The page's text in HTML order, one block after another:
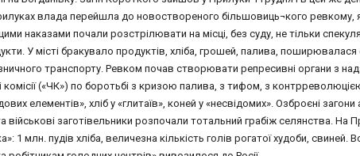
влада перейшла до новоствореного більшовиць¬кого ревкому,
наказами почали розстрілювати на місці, без суду, не тільки
У місті бракувало продуктів, хліба, грошей, палива, поширювалася
транспорту. Ревком почав створювати репресивні органи з
комісії («ЧК») по боротьбі з кризою палива, з тифом, з
елементів», хліб у «глитаїв», коней у «несвідомих». Озброєні загони
військові заготівельники розпочали тотальний грабіж селянства. На
1 млн. пудів хліба, величезна кількість голів рогатої худоби, свиней.